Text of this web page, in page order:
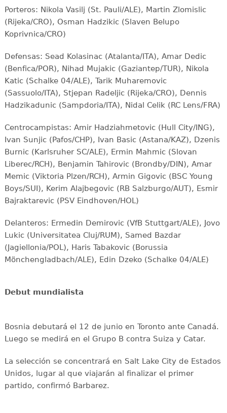
Porteros: Nikola Vasilj (St. Pauli/ALE), Martin Zlomislic
(Rijeka/CRO), Osman Hadzikic (Slaven Belupo
Koprivnica/CRO)
Defensas: Sead Kolasinac (Atalanta/ITA), Amar Dedic
(Benfica/POR), Nihad Mujakic (Gaziantep/TUR), Nikola
Katic (Schalke 04/ALE), Tarik Muharemovic
(Sassuolo/ITA), Stjepan Radeljic (Rijeka/CRO), Dennis
Hadzikadunic (Sampdoria/ITA), Nidal Celik (RC Lens/FRA)
Centrocampistas: Amir Hadziahmetovic (Hull City/ING),
Ivan Sunjic (Pafos/CHP), Ivan Basic (Astana/KAZ), Dzenis
Burnic (Karlsruher SC/ALE), Ermin Mahmic (Slovan
Liberec/RCH), Benjamin Tahirovic (Brondby/DIN), Amar
Memic (Viktoria Plzen/RCH), Armin Gigovic (BSC Young
Boys/SUI), Kerim Alajbegovic (RB Salzburgo/AUT), Esmir
Bajraktarevic (PSV Eindhoven/HOL)
Delanteros: Ermedin Demirovic (VfB Stuttgart/ALE), Jovo
Lukic (Universitatea Cluj/RUM), Samed Bazdar
(Jagiellonia/POL), Haris Tabakovic (Borussia
Mönchengladbach/ALE), Edin Dzeko (Schalke 04/ALE)
Debut mundialista
Bosnia debutará el 12 de junio en Toronto ante Canadá.
Luego se medirá en el Grupo B contra Suiza y Catar.
La selección se concentrará en Salt Lake City de Estados
Unidos, lugar al que viajarán al finalizar el primer
partido, confirmó Barbarez.